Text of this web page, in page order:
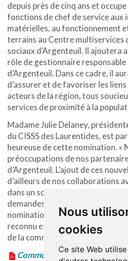
Nous
cookies
Ce site Web
depuis près de cinq ans et
fonctions de chef de service aux
matérielles, au fonctionnement
terrains au Centre multiservices
sociaux d’Argenteuil. Il ajoutera
rôle de gestionnaire
d’Argenteuil. Dans ce cadre, il
d’assurer et de favoriser les
acteurs de la région, tous
services de proximité à la
Madame Julie Delaney,
du CISSS des Laurentides, est
heureuse de cette nomination. «
préoccupations de nos
d’Argenteuil. L’ajout de ces
d’ailleurs de nos collaborations
dans un souci de répondre
demandes du milieu que nous
nomination. Monsieur Decoste
reconnu et apprécié, il saura être
de la communauté ».
Communiqué en format PDF